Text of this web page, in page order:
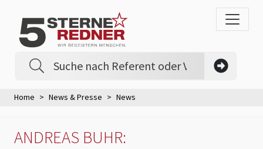
Home News & Presse News
ANDREAS BUHR: